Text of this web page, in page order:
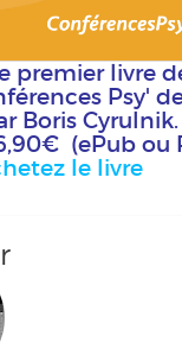
premier livre
Psy'
Boris
(ePub ou
le livre